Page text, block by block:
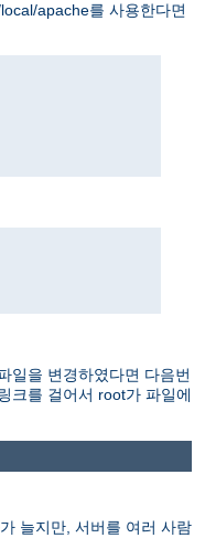
apache를 사용한다면
일을 변경하였다면 다음번
크를 걸어서 root가 파일에
늘지만, 서버를 여러 사람